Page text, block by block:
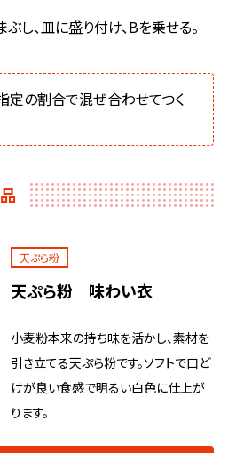
し、皿に盛り付け、Bを乗せる。
定の割合で混ぜ合わせてつく
天ぷら粉
天ぷら粉 味わい衣
小麦粉本来の持ち味を活かし、素材を
引き立てる天ぷら粉です。ソフトで口ど
けが良い食感で明るい白色に仕上が
ります。